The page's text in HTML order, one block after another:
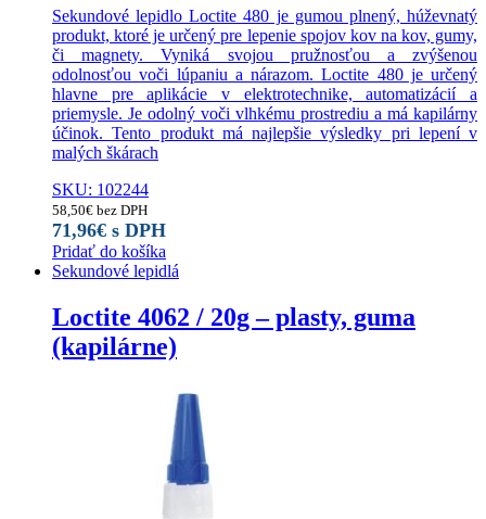
Sekundové lepidlo Loctite 480 je gumou plnený, húževnatý
produkt, ktoré je určený pre lepenie spojov kov na kov, gumy,
či magnety. Vyniká svojou pružnosťou a zvýšenou
odolnosťou voči lúpaniu a nárazom. Loctite 480 je určený
hlavne pre aplikácie v elektrotechnike, automatizácií a
priemysle. Je odolný voči vlhkému prostrediu a má kapilárny
účinok. Tento produkt má najlepšie výsledky pri lepení v
malých škárach
SKU: 102244
58,50€ bez DPH
71,96€ s DPH
Pridať do košíka
Sekundové lepidlá
Loctite 4062 / 20g – plasty, guma
(kapilárne)